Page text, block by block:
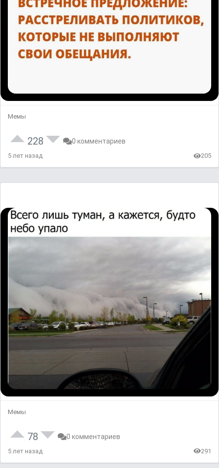
Мемы
228 0 комментариев
5 лет назад 205
Мемы
78 0 комментариев
5 лет назад 291